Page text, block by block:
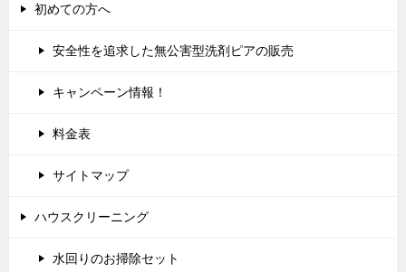
初めての方へ
安全性を追求した無公害型洗剤ピアの販売
キャンペーン情報！
料金表
サイトマップ
ハウスクリーニング
水回りのお掃除セット